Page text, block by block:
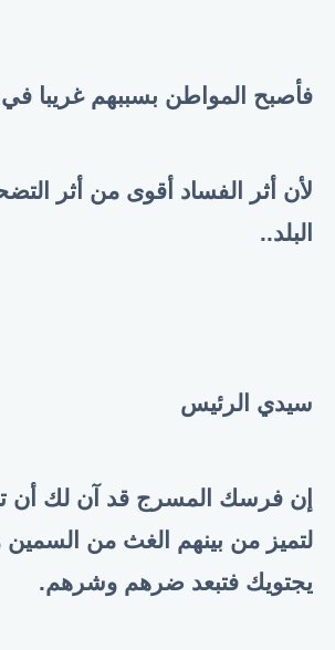
فأصبح المواطن بسببهم غريبا
لأن أثر الفساد أقوى من أثر
البلد..
سيدي الرئيس
إن فرسك المسرج قد آن لك أن
لتميز من بينهم الغث من
يجتويك فتبعد ضرهم وشرهم.